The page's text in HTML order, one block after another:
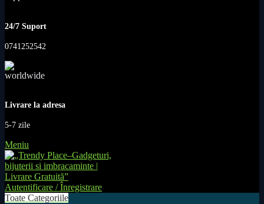
24/7 Suport
0741252542
Livrare la adresa
5-7 zile
Meniu
Autentificare / Înregistrare
Toate Categoriile